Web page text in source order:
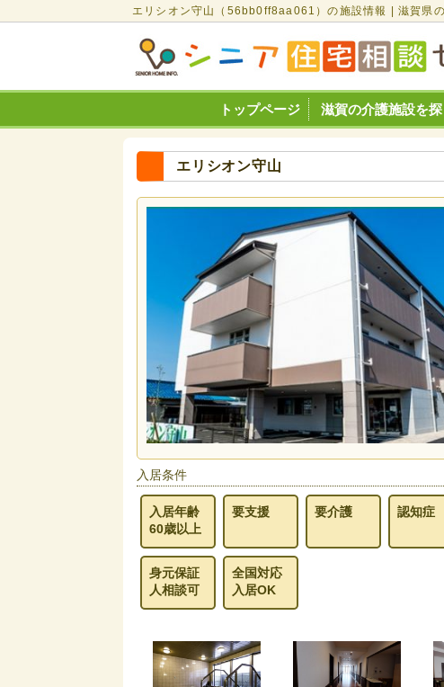
エリシオン守山（56bb0ff8aa061）の施設情報 | 滋賀県
トップページ 滋賀の介護施設を
エリシオン守山
入居条件
入居年齢
60歳以上
要支援 要介護 認知症
身元保証
人相談可
全国対応
入居OK